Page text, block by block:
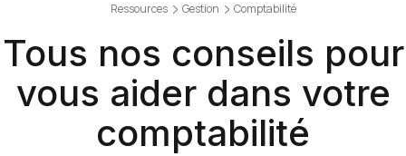
Ressources Gestion Comptabilité
Tous nos conseils pour
vous aider dans votre
comptabilité